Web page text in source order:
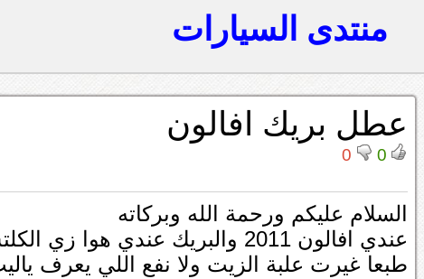
منتدى السيارات
عطل بريك افالون
0
0
السلام عليكم ورحمة الله وبركاته
عندي افالون 2011 والبريك عندي هوا زي الكلتش لازم ادبل عليها عشان يمسك
طبعا غيرت علبة الزيت ولا نفع اللي يعرف